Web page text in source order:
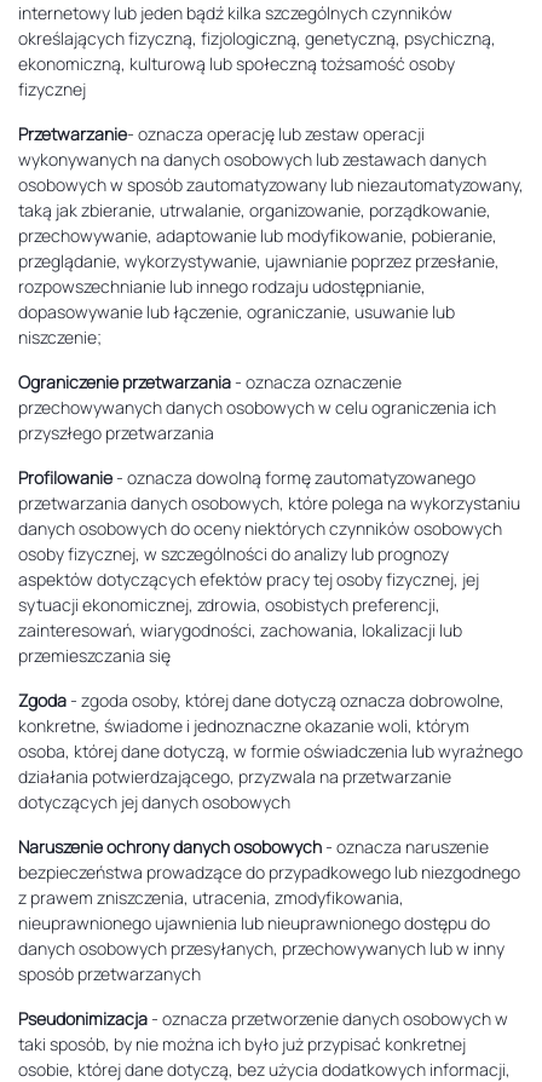
internetowy lub jeden bądź kilka szczególnych czynników
określających fizyczną, fizjologiczną, genetyczną, psychiczną,
ekonomiczną, kulturową lub społeczną tożsamość osoby
fizycznej
Przetwarzanie- oznacza operację lub zestaw operacji
wykonywanych na danych osobowych lub zestawach danych
osobowych w sposób zautomatyzowany lub niezautomatyzowany,
taką jak zbieranie, utrwalanie, organizowanie, porządkowanie,
przechowywanie, adaptowanie lub modyfikowanie, pobieranie,
przeglądanie, wykorzystywanie, ujawnianie poprzez przesłanie,
rozpowszechnianie lub innego rodzaju udostępnianie,
dopasowywanie lub łączenie, ograniczanie, usuwanie lub
niszczenie;
Ograniczenie przetwarzania- oznacza oznaczenie
przechowywanych danych osobowych w celu ograniczenia ich
przyszłego przetwarzania
Profilowanie- oznacza dowolną formę zautomatyzowanego
przetwarzania danych osobowych, które polega na wykorzystaniu
danych osobowych do oceny niektórych czynników osobowych
osoby fizycznej, w szczególności do analizy lub prognozy
aspektów dotyczących efektów pracy tej osoby fizycznej, jej
sytuacji ekonomicznej, zdrowia, osobistych preferencji,
zainteresowań, wiarygodności, zachowania, lokalizacji lub
przemieszczania się
Zgoda- zgoda osoby, której dane dotyczą oznacza dobrowolne,
konkretne, świadome i jednoznaczne okazanie woli, którym
osoba, której dane dotyczą, w formie oświadczenia lub wyraźnego
działania potwierdzającego, przyzwala na przetwarzanie
dotyczących jej danych osobowych
Naruszenie ochrony danych osobowych- oznacza naruszenie
bezpieczeństwa prowadzące do przypadkowego lub niezgodnego
z prawem zniszczenia, utracenia, zmodyfikowania,
nieuprawnionego ujawnienia lub nieuprawnionego dostępu do
danych osobowych przesyłanych, przechowywanych lub w inny
sposób przetwarzanych
Pseudonimizacja- oznacza przetworzenie danych osobowych w
taki sposób, by nie można ich było już przypisać konkretnej
osobie, której dane dotyczą, bez użycia dodatkowych informacji,